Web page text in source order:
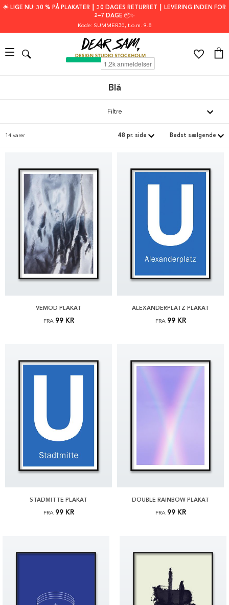
🌟 LIGE NU: 30 % PÅ PLAKATER ┃ 30 DAGES RETURRET ┃ LEVERING INDEN FOR
2–7 DAGE 📦✨
Kode: SUMMER30, t.o.m. 9.8
Blå
Filtre
14 varer
VEMOD PLAKAT
FRA 99 KR
ALEXANDERPLATZ PLAKAT
FRA 99 KR
STADMITTE PLAKAT
FRA 99 KR
DOUBLE RAINBOW PLAKAT
FRA 99 KR